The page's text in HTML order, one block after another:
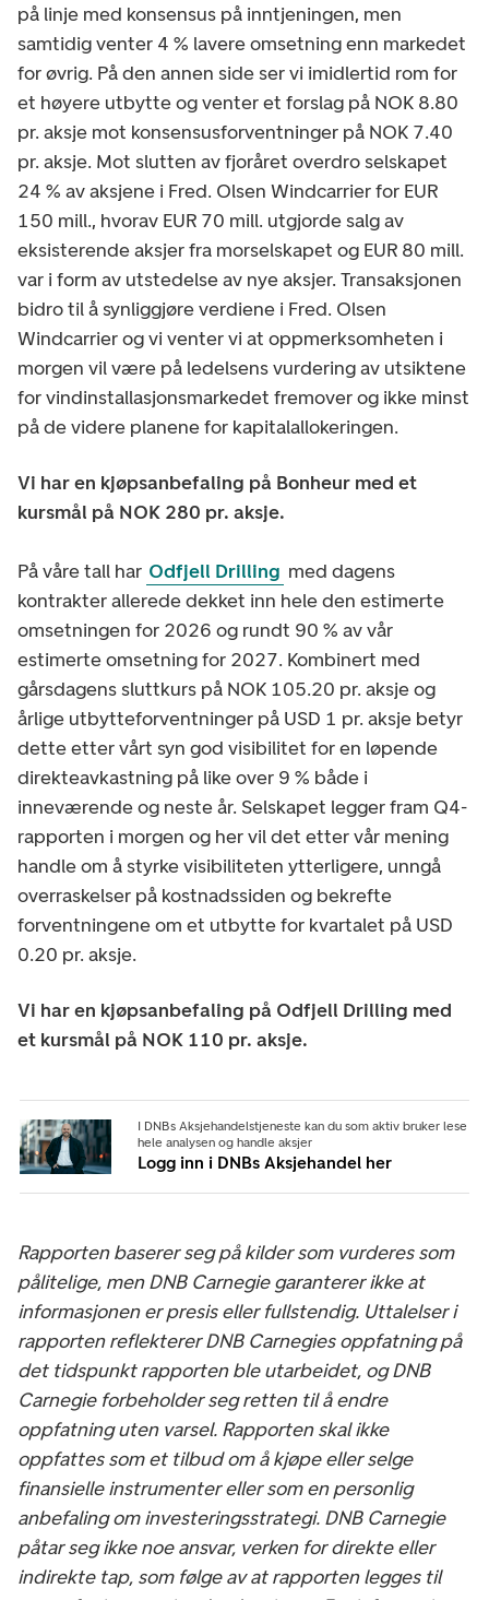
på linje med konsensus på inntjeningen, men
samtidig venter 4 % lavere omsetning enn markedet
for øvrig. På den annen side ser vi imidlertid rom for
et høyere utbytte og venter et forslag på NOK 8.80
pr. aksje mot konsensusforventninger på NOK 7.40
pr. aksje. Mot slutten av fjoråret overdro selskapet
24 % av aksjene i Fred. Olsen Windcarrier for EUR
150 mill., hvorav EUR 70 mill. utgjorde salg av
eksisterende aksjer fra morselskapet og EUR 80 mill.
var i form av utstedelse av nye aksjer. Transaksjonen
bidro til å synliggjøre verdiene i Fred. Olsen
Windcarrier og vi venter vi at oppmerksomheten i
morgen vil være på ledelsens vurdering av utsiktene
for vindinstallasjonsmarkedet fremover og ikke minst
på de videre planene for kapitalallokeringen.
Vi har en kjøpsanbefaling på Bonheur med et
kursmål på NOK 280 pr. aksje.
På våre tall har Odfjell Drilling med dagens
kontrakter allerede dekket inn hele den estimerte
omsetningen for 2026 og rundt 90 % av vår
estimerte omsetning for 2027. Kombinert med
gårsdagens sluttkurs på NOK 105.20 pr. aksje og
årlige utbytteforventninger på USD 1 pr. aksje betyr
dette etter vårt syn god visibilitet for en løpende
direkteavkastning på like over 9 % både i
inneværende og neste år. Selskapet legger fram Q4-
rapporten i morgen og her vil det etter vår mening
handle om å styrke visibiliteten ytterligere, unngå
overraskelser på kostnadssiden og bekrefte
forventningene om et utbytte for kvartalet på USD
0.20 pr. aksje.
Vi har en kjøpsanbefaling på Odfjell Drilling med
et kursmål på NOK 110 pr. aksje.
I DNBs Aksjehandelstjeneste kan du som aktiv bruker lese
hele analysen og handle aksjer
Logg inn i DNBs Aksjehandel her
Rapporten baserer seg på kilder som vurderes som
pålitelige, men DNB Carnegie garanterer ikke at
informasjonen er presis eller fullstendig. Uttalelser i
rapporten reflekterer DNB Carnegies oppfatning på
det tidspunkt rapporten ble utarbeidet, og DNB
Carnegie forbeholder seg retten til å endre
oppfatning uten varsel. Rapporten skal ikke
oppfattes som et tilbud om å kjøpe eller selge
finansielle instrumenter eller som en personlig
anbefaling om investeringsstrategi. DNB Carnegie
påtar seg ikke noe ansvar, verken for direkte eller
indirekte tap, som følge av at rapporten legges til